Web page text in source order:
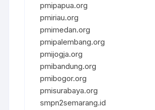
pmipapua.org
pmiriau.org
pmimedan.org
pmipalembang.org
pmijogja.org
pmibandung.org
pmibogor.org
pmisurabaya.org
smpn2semarang.id